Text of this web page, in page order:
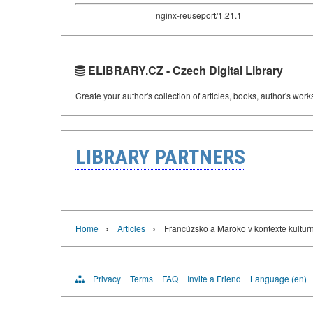
nginx-reuseport/1.21.1
ELIBRARY.CZ - Czech Digital Library
Create your author's collection of articles, books, author's
LIBRARY PARTNERS
Home › Articles › Francúzsko a Maroko v kontexte
Privacy Terms FAQ Invite a Friend Language (en)